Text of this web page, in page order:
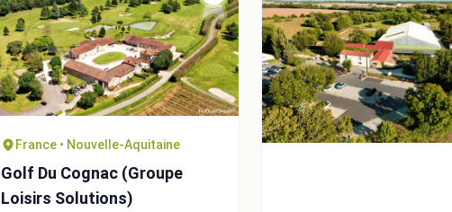
France • Nouvelle-Aquitaine
Golf Du Cognac (Groupe
Loisirs Solutions)